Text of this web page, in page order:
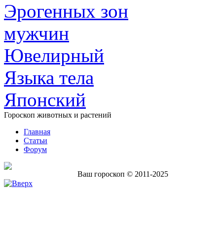
Эрогенных зон
мужчин
Ювелирный
Языка тела
Японский
Гороскоп животных и растений
Главная
Статьи
Форум
Ваш гороскоп © 2011-2025